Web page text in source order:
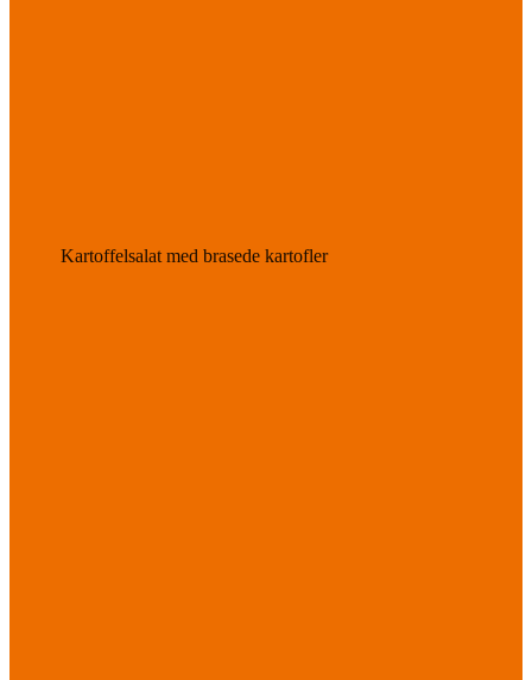
Kartoffelsalat med brasede kartofler